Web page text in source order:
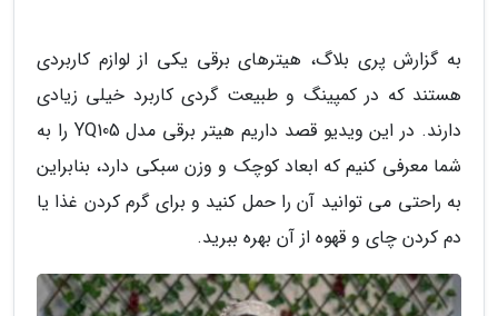
به گزارش پری بلاگ، هیترهای برقی یکی از لوازم کاربردی
هستند که در کمپینگ و طبیعت گردی کاربرد خیلی زیادی
دارند. در این ویدیو قصد داریم هیتر برقی مدل YQ105 را به
شما معرفی کنیم که ابعاد کوچک و وزن سبکی دارد، بنابراین
به راحتی می توانید آن را حمل کنید و برای گرم کردن غذا یا
دم کردن چای و قهوه از آن بهره ببرید.